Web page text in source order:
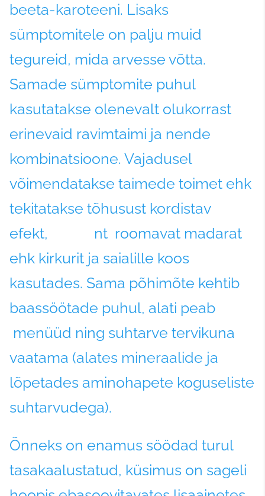
beeta-karoteeni. Lisaks
sümptomitele on palju muid
tegureid, mida arvesse võtta.
Samade sümptomite puhul
kasutatakse olenevalt olukorrast
erinevaid ravimtaimi ja nende
kombinatsioone. Vajadusel
võimendatakse taimede toimet ehk
tekitatakse tõhusust kordistav
efekt, nt roomavat madarat
ehk kirkurit ja saialille koos
kasutades. Sama põhimõte kehtib
baassöötade puhul, alati peab
menüüd ning suhtarve tervikuna
vaatama (alates mineraalide ja
lõpetades aminohapete koguseliste
suhtarvudega).
Õnneks on enamus söödad turul
tasakaalustatud, küsimus on sageli